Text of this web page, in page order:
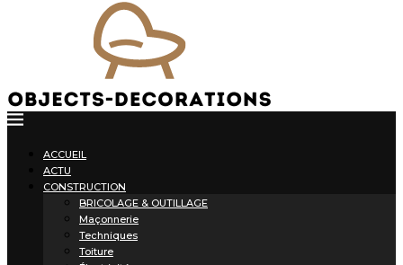
ACCUEIL
ACTU
CONSTRUCTION
BRICOLAGE & OUTILLAGE
Maçonnerie
Techniques
Toiture